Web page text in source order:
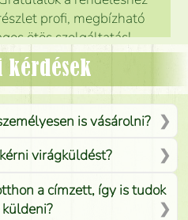
profi, megbízható
ötös szolgáltatás!
Mónika
kérdések
is vásárolni?
virágküldést?
a címzett, így is tudok